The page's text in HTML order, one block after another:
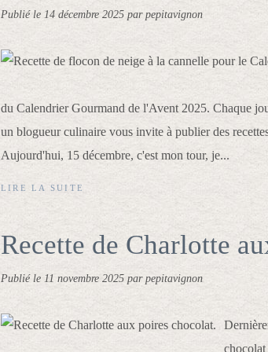
Publié le 14 décembre 2025 par pepitavignon
du Calendrier Gourmand de l'Avent 2025. Chaque
un blogueur culinaire vous invite à publier des
Aujourd'hui, 15 décembre, c'est mon tour, je...
LIRE LA SUITE
Recette de Charlotte
Publié le 11 novembre 2025 par pepitavignon